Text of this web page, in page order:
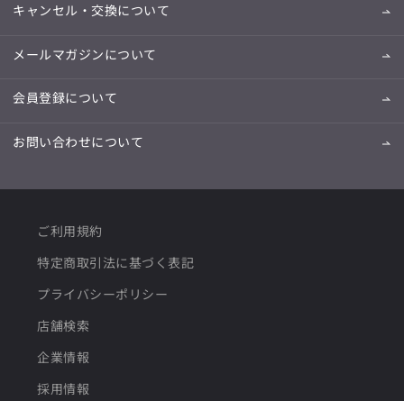
キャンセル・交換について
メールマガジンについて
会員登録について
お問い合わせについて
ご利用規約
特定商取引法に基づく表記
プライバシーポリシー
店舗検索
企業情報
採用情報